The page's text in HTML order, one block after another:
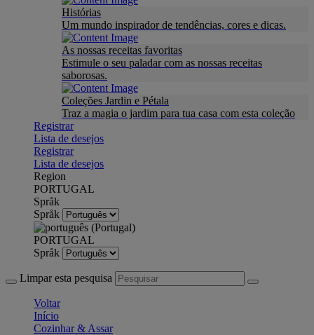
Histórias
Um mundo inspirador de tendências, cores e dicas.
As nossas receitas favoritas
Estimule o seu paladar com as nossas receitas
saborosas.
Coleções Jardin e Pétala
Traz a magia o jardim para tua casa com esta coleção
Registrar
Lista de desejos
Registrar
Lista de desejos
Region
PORTUGAL
Språk
Språk
PORTUGAL
Språk
Limpar esta pesquisa
Voltar
Início
Cozinhar & Assar